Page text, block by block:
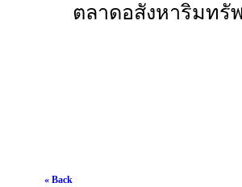
ตลาดอสังหาริมทรั
« Back